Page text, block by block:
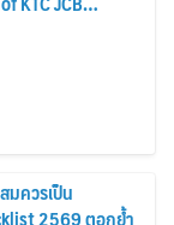
on
มควรเป็น
2569 ตอกย้ำ